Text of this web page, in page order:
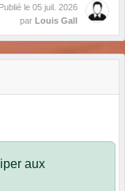
Publié le 05 juil. 2026
par Louis Gall
aux